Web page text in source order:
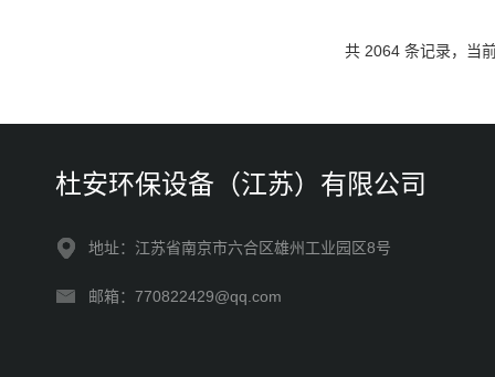
共 2064 条记录，当
杜安环保设备（江苏）有限公司
地址：江苏省南京市六合区雄州工业园区8号
邮箱：770822429@qq.com